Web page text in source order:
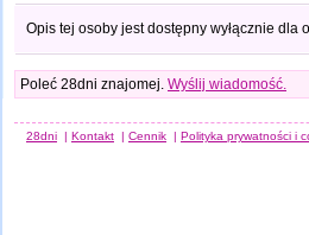
Opis tej osoby jest dostępny wyłącznie dla
Poleć 28dni znajomej. Wyślij wiadomość.
28dni | Kontakt | Cennik | Polityka prywatności i